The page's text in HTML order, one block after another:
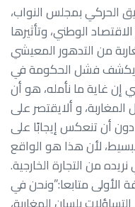
الحركي بمجلس النواب،
الوطني، وتأثيرها
من التدهور المعيشي
يكشف فشل الحكومة في
غاية ما نأمله، هو أن
و ألايقتصر على
أن تنعكس إيجابًا على
لأن هذا هو الواقع
من التجارة الخارجية.
الأولى متابعا:”ونحن في